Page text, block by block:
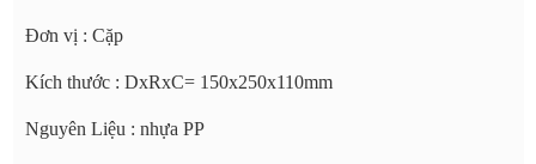
Đơn vị : Cặp
Kích thước : DxRxC= 150x250x110mm
Nguyên Liệu : nhựa PP